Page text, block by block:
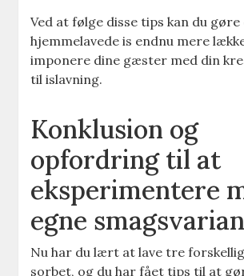
Ved at følge disse tips kan du gøre
hjemmelavede is endnu mere
imponere dine gæster med din
til islavning.
Konklusion og
opfordring til at
eksperimentere
egne
Nu har du lært at lave tre
sorbet, og du har fået tips til at